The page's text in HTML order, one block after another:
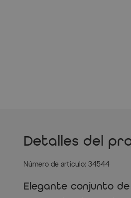
Detalles del
Número de artículo: 34544
Elegante conjunto